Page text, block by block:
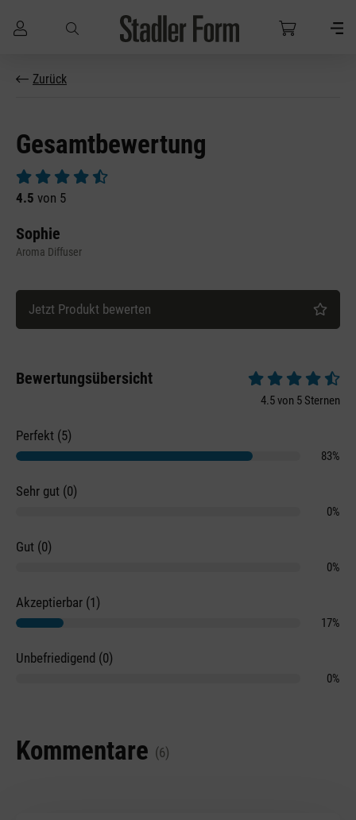
Zum Hauptinhalt springen
Zurück
Gesamtbewertung
Durchschnittliche Bewertung von 4.5 von 5 Sternen
4.5 von 5
Sophie
Aroma Diffuser
Jetzt Produkt bewerten
Bewertungsübersicht
Durchschnittliche
4.5 von 5 Sternen
Perfekt (5)
83%
Sehr gut (0)
0%
Gut (0)
0%
Akzeptierbar (1)
17%
Unbefriedigend (0)
0%
Kommentare (6)